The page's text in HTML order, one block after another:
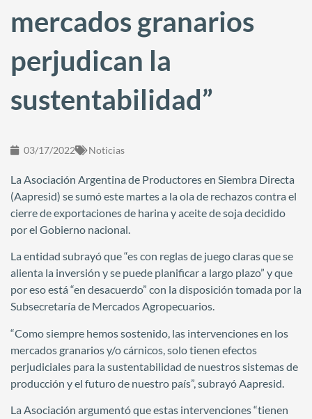
mercados granarios
perjudican la
sustentabilidad”
03/17/2022 Noticias
La Asociación Argentina de Productores en Siembra Directa
(Aapresid) se sumó este martes a la ola de rechazos contra el
cierre de exportaciones de harina y aceite de soja decidido
por el Gobierno nacional.
La entidad subrayó que “es con reglas de juego claras que se
alienta la inversión y se puede planificar a largo plazo” y que
por eso está “en desacuerdo” con la disposición tomada por la
Subsecretaría de Mercados Agropecuarios.
“Como siempre hemos sostenido, las intervenciones en los
mercados granarios y/o cárnicos, solo tienen efectos
perjudiciales para la sustentabilidad de nuestros sistemas de
producción y el futuro de nuestro país”, subrayó Aapresid.
La Asociación argumentó que estas intervenciones “tienen